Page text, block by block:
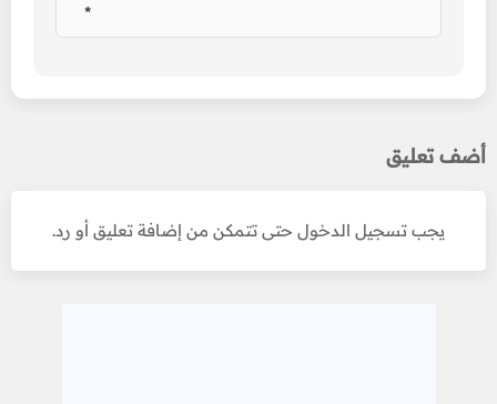
*
أضف تعليق
يجب تسجيل الدخول حتى تتمكن من إضافة تعليق أو رد.